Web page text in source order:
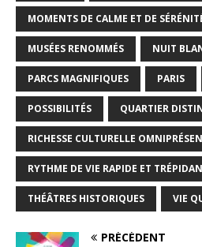
MOMENTS DE CALME ET DE
MUSÉES RENOMMÉS NUIT
PARCS MAGNIFIQUES PARIS
POSSIBILITÉS QUARTIER
RICHESSE CULTURELLE
RYTHME DE VIE RAPIDE ET
THÉÂTRES HISTORIQUES VIE
PRÉCÉDENT